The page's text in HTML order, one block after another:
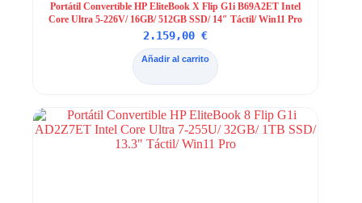
Portátil Convertible HP EliteBook X Flip G1i B69A2ET Intel
Core Ultra 5-226V/ 16GB/ 512GB SSD/ 14″ Táctil/ Win11 Pro
2.159,00€
Añadir al carrito